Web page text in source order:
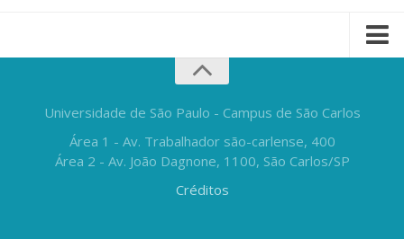
Universidade de São Paulo - Campus de São Carlos
Área 1 - Av. Trabalhador são-carlense, 400
Área 2 - Av. João Dagnone, 1100, São Carlos/SP
Créditos